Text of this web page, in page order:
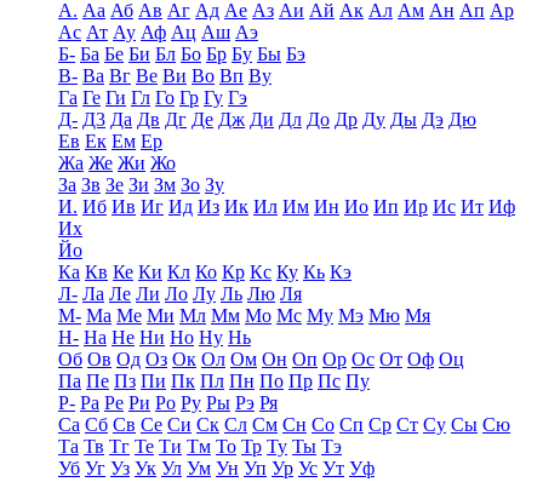
А. Аа Аб Ав Аг Ад Ае Аз Аи Ай Ак Ал Ам Ан Ап Ар
Ас Ат Ау Аф Ац Аш Аэ
Б- Ба Бе Би Бл Бо Бр Бу Бы Бэ
В- Ва Вг Ве Ви Во Вп Ву
Га Ге Ги Гл Го Гр Гу Гэ
Д- Д3 Да Дв Дг Де Дж Ди Дл До Др Ду Ды Дэ Дю
Ев Ек Ем Ер
Жа Же Жи Жо
За Зв Зе Зи Зм Зо Зу
И. Иб Ив Иг Ид Из Ик Ил Им Ин Ио Ип Ир Ис Ит Иф
Их
Йо
Ка Кв Ке Ки Кл Ко Кр Кс Ку Кь Кэ
Л- Ла Ле Ли Ло Лу Ль Лю Ля
М- Ма Ме Ми Мл Мм Мо Мс Му Мэ Мю Мя
Н- На Не Ни Но Ну Нь
Об Ов Од Оз Ок Ол Ом Он Оп Ор Ос От Оф Оц
Па Пе Пз Пи Пк Пл Пн По Пр Пс Пу
Р- Ра Ре Ри Ро Ру Ры Рэ Ря
Са Сб Св Се Си Ск Сл См Сн Со Сп Ср Ст Су Сы Сю
Та Тв Тг Те Ти Тм То Тр Ту Ты Тэ
Уб Уг Уз Ук Ул Ум Ун Уп Ур Ус Ут Уф